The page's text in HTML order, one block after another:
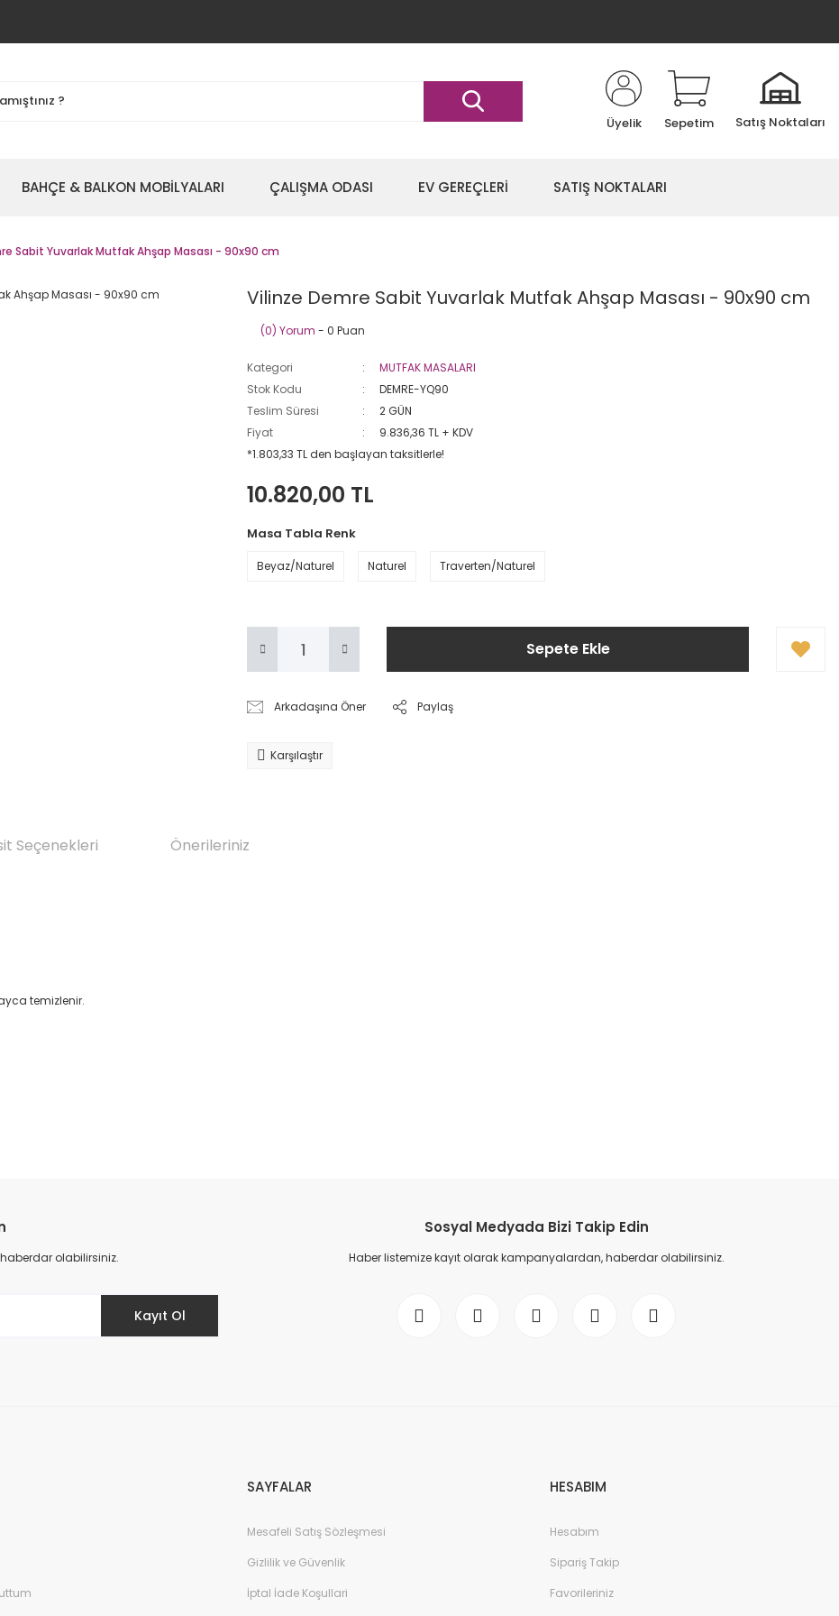
Üyelik Sepetim Satış Noktaları
BAHÇE & BALKON MOBİLYALARI ÇALIŞMA ODASI EV GEREÇLERİ SATIŞ NOKTALARI
Sabit Yuvarlak Mutfak Ahşap Masası - 90x90 cm
Vilinze Demre Sabit Yuvarlak Mutfak Ahşap Masası - 90x90 cm
(0) Yorum - 0 Puan
Kategori
MUTFAK MASALARI
Stok Kodu
DEMRE-YQ90
Teslim Süresi
2 GÜN
Fiyat
9.836,36 TL + KDV
*1.803,33 TL den başlayan taksitlerle!
10.820,00 TL
Masa Tabla Renk
Beyaz/Naturel Naturel Traverten/Naturel
Sepete Ekle
Arkadaşına Öner Paylaş
Karşılaştır
Seçenekleri Önerileriniz
temizlenir.
olabilirsiniz.
Kayıt Ol
Sosyal Medyada Bizi Takip Edin
Haber listemize kayıt olarak kampanyalardan, haberdar olabilirsiniz.
SAYFALAR
Mesafeli Satış Sözleşmesi
Gizlilik ve Güvenlik
İptal İade Koşullari
HESABIM
Hesabım
Sipariş Takip
Favorileriniz